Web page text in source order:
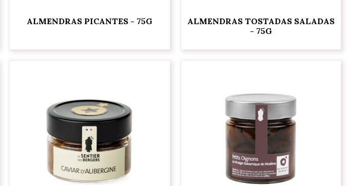
ALMENDRAS PICANTES - 75G
ALMENDRAS TOSTADAS SALADAS
- 75G